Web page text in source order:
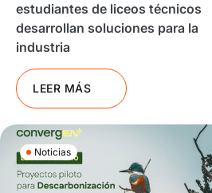
estudiantes de liceos técnicos
desarrollan soluciones para la
industria
LEER MÁS
Noticias